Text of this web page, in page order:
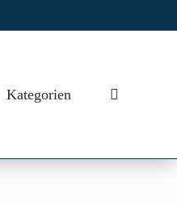
Kategorien